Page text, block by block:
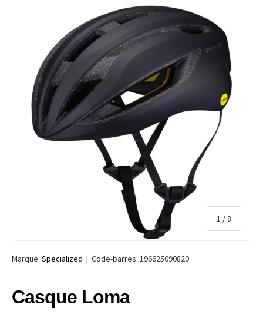
PASSER AUX INFORMATIONS PRODUITS
1 /de
8
Marque: Specialized | Code-barres: 196625090820
Casque Loma